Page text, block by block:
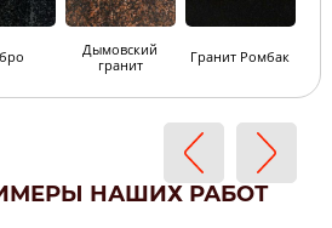
Дымовский
гранит
Гранит Ромбак
НАШИХ РАБОТ